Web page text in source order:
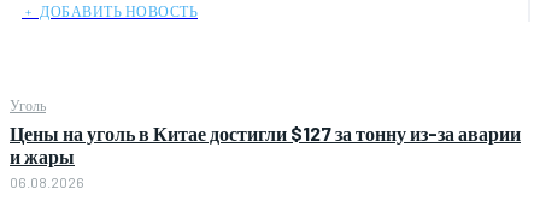
﹢ ДОБАВИТЬ НОВОСТЬ
Уголь
Цены на уголь в Китае достигли $127 за тонну из-за аварии
и жары
06.08.2026